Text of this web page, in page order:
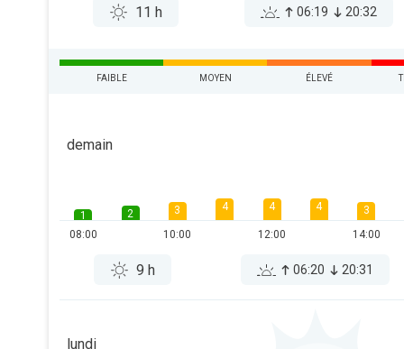
11 h 06:19 20:32
FAIBLE MOYEN ÉLEVÉ
demain
1
08:00
2
3
10:00
4 4
12:00
4
3
14:00
9 h 06:20 20:31
lundi